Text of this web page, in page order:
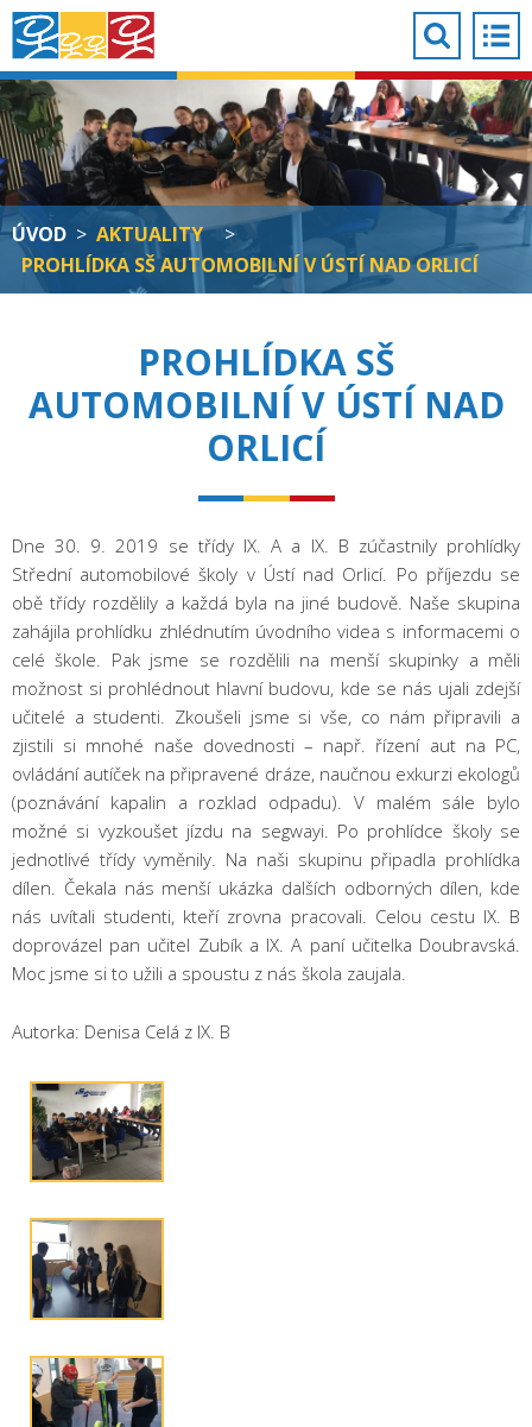
ÚVOD > AKTUALITY
>
PROHLÍDKA SŠ AUTOMOBILNÍ V ÚSTÍ NAD ORLICÍ
PROHLÍDKA SŠ
AUTOMOBILNÍ V ÚSTÍ NAD
ORLICÍ
Dne 30. 9. 2019 se třídy IX. A a IX. B zúčastnily prohlídky
Střední automobilové školy v Ústí nad Orlicí. Po příjezdu se
obě třídy rozdělily a každá byla na jiné budově. Naše skupina
zahájila prohlídku zhlédnutím úvodního videa s informacemi o
celé škole. Pak jsme se rozdělili na menší skupinky a měli
možnost si prohlédnout hlavní budovu, kde se nás ujali zdejší
učitelé a studenti. Zkoušeli jsme si vše, co nám připravili a
zjistili si mnohé naše dovednosti – např. řízení aut na PC,
ovládání autíček na připravené dráze, naučnou exkurzi ekologů
(poznávání kapalin a rozklad odpadu). V malém sále bylo
možné si vyzkoušet jízdu na segwayi. Po prohlídce školy se
jednotlivé třídy vyměnily. Na naši skupinu připadla prohlídka
dílen. Čekala nás menší ukázka dalších odborných dílen, kde
nás uvítali studenti, kteří zrovna pracovali. Celou cestu IX. B
doprovázel pan učitel Zubík a IX. A paní učitelka Doubravská.
Moc jsme si to užili a spoustu z nás škola zaujala.
Autorka: Denisa Celá z IX. B